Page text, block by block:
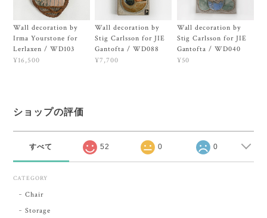
Wall decoration by
Irma Yourstone for
Lerlaxen / WD103
¥16,500
Wall decoration by
Stig Carlsson for JIE
Gantofta / WD088
¥7,700
Wall decoration by
Stig Carlsson for JIE
Gantofta / WD040
¥50
ショップの評価
すべて 52 0 0
CATEGORY
Chair
Storage